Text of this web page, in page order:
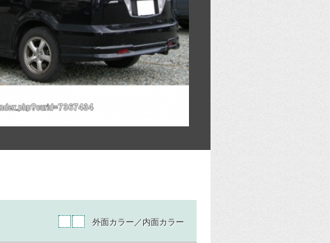
外面カラー／内面カラー